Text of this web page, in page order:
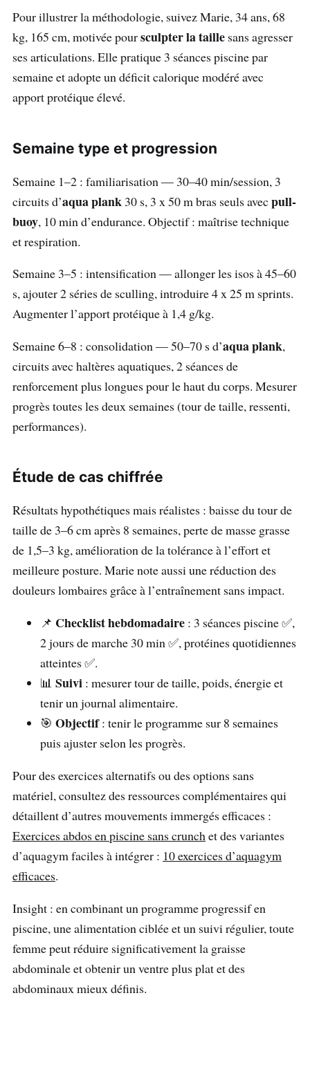
Pour illustrer la méthodologie, suivez Marie, 34 ans, 68
kg, 165 cm, motivée poursculpter la taille sans agresser
ses articulations. Elle pratique 3 séances piscine par
semaine et adopte un déficit calorique modéré avec
apport protéique élevé.
Semaine type et progression
Semaine 1–2 : familiarisation — 30–40 min/session, 3
circuits d’aqua plank 30 s, 3 x 50 m bras seuls avecpull-
buoy, 10 min d’endurance. Objectif : maîtrise technique
et respiration.
Semaine 3–5 : intensification — allonger les isos à 45–60
s, ajouter 2 séries de sculling, introduire 4 x 25 m sprints.
Augmenter l’apport protéique à 1,4 g/kg.
Semaine 6–8 : consolidation — 50–70 s d’aqua plank,
circuits avec haltères aquatiques, 2 séances de
renforcement plus longues pour le haut du corps. Mesurer
progrès toutes les deux semaines (tour de taille, ressenti,
performances).
Étude de cas chiffrée
Résultats hypothétiques mais réalistes : baisse du tour de
taille de 3–6 cm après 8 semaines, perte de masse grasse
de 1,5–3 kg, amélioration de la tolérance à l’effort et
meilleure posture. Marie note aussi une réduction des
douleurs lombaires grâce à l’entraînement sans impact.
📌 Checklist hebdomadaire : 3 séances piscine ✅,
2 jours de marche 30 min ✅, protéines quotidiennes
atteintes ✅.
📊 Suivi : mesurer tour de taille, poids, énergie et
tenir un journal alimentaire.
🎯 Objectif: tenir le programme sur 8 semaines
puis ajuster selon les progrès.
Pour des exercices alternatifs ou des options sans
matériel, consultez des ressources complémentaires qui
détaillent d’autres mouvements immergés efficaces :
Exercices abdos en piscine sans crunchet des variantes
d’aquagym faciles à intégrer : 10 exercices d’aquagym
efficaces.
Insight : en combinant un programme progressif en
piscine, une alimentation ciblée et un suivi régulier, toute
femme peut réduire significativement la graisse
abdominale et obtenir un ventre plus plat et des
abdominaux mieux définis.